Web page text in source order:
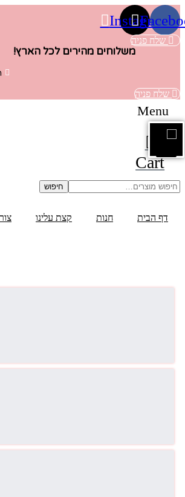
דלג
לתוכןInstagram
שלח פניה
משלוחים מהירים לכל הארץ!
שלח פניה
Menu
Cart
חיפוש
עבור:
חיפוש
דף הבית חנות קצת עלינו